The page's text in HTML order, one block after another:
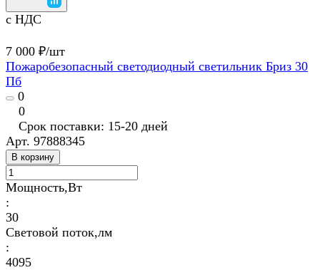
с НДС
7 000 ₽/шт
Пожаробезопасный светодиодный светильник Бриз 30
Пб
0
0
Срок поставки: 15-20 дней
Арт. 97888345
В корзину
Мощность,Вт
:
30
Световой поток,лм
:
4095